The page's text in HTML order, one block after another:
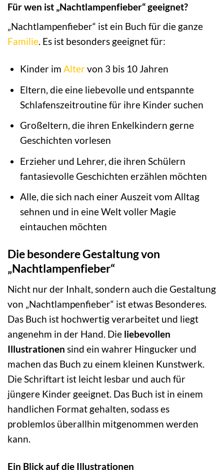
Für wen ist „Nachtlampenfieber“ geeignet?
„Nachtlampenfieber“ ist ein Buch für die ganze
Familie. Es ist besonders geeignet für:
Kinder im Altervon 3 bis 10 Jahren
Eltern, die eine liebevolle und entspannte
Schlafenszeitroutine für ihre Kinder suchen
Großeltern, die ihren Enkelkindern gerne
Geschichten vorlesen
Erzieher und Lehrer, die ihren Schülern
fantasievolle Geschichten erzählen möchten
Alle, die sich nach einer Auszeit vom Alltag
sehnen und in eine Welt voller Magie
eintauchen möchten
Die besondere Gestaltung von
„Nachtlampenfieber“
Nicht nur der Inhalt, sondern auch die Gestaltung
von „Nachtlampenfieber“ ist etwas Besonderes.
Das Buch ist hochwertig verarbeitet und liegt
angenehm in der Hand. Die liebevollen
Illustrationen sind ein wahrer Hingucker und
machen das Buch zu einem kleinen Kunstwerk.
Die Schriftart ist leicht lesbar und auch für
jüngere Kinder geeignet. Das Buch ist in einem
handlichen Format gehalten, sodass es
problemlos überallhin mitgenommen werden
kann.
Ein Blick auf die Illustrationen